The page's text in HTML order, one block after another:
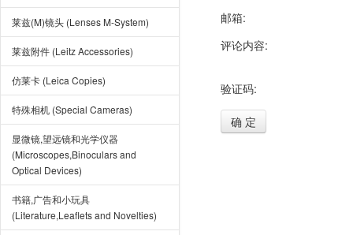
莱兹(M)镜头 (Lenses M-System)
莱兹附件 (Leitz Accessories)
仿莱卡 (Leica Copies)
特殊相机 (Special Cameras)
显微镜,望远镜和光学仪器
(Microscopes,Binoculars and
Optical Devices)
书籍,广告和小玩具
(Literature,Leaflets and Novelties)
邮箱:
评论内容:
验证码:
确 定